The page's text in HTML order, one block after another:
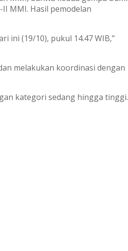
MMI. Hasil pemodelan
ini (19/10), pukul 14.47 WIB,”
melakukan koordinasi dengan
kategori sedang hingga tinggi.